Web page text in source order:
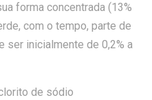
forma concentrada (13%
com o tempo, parte de
ser inicialmente de 0,2% a
de sódio